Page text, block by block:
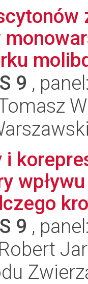
9 ,
i
9 ,